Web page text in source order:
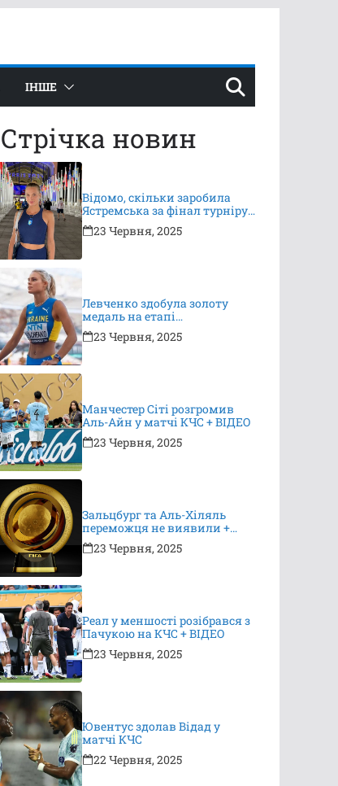
ІНШЕ
Стрічка новин
Відомо, скільки заробила
Ястремська за фінал турніру
в Ноттінгемі
23 Червня, 2025
Левченко здобула золоту
медаль на етапі
Континентального туру
23 Червня, 2025
Манчестер Сіті розгромив
Аль-Айн у матчі КЧС + ВІДЕО
23 Червня, 2025
Зальцбург та Аль-Хіляль
переможця не виявили +
ВІДЕО
23 Червня, 2025
Реал у меншості розібрався з
Пачукою на КЧС + ВІДЕО
23 Червня, 2025
Ювентус здолав Відад у
матчі КЧС
22 Червня, 2025